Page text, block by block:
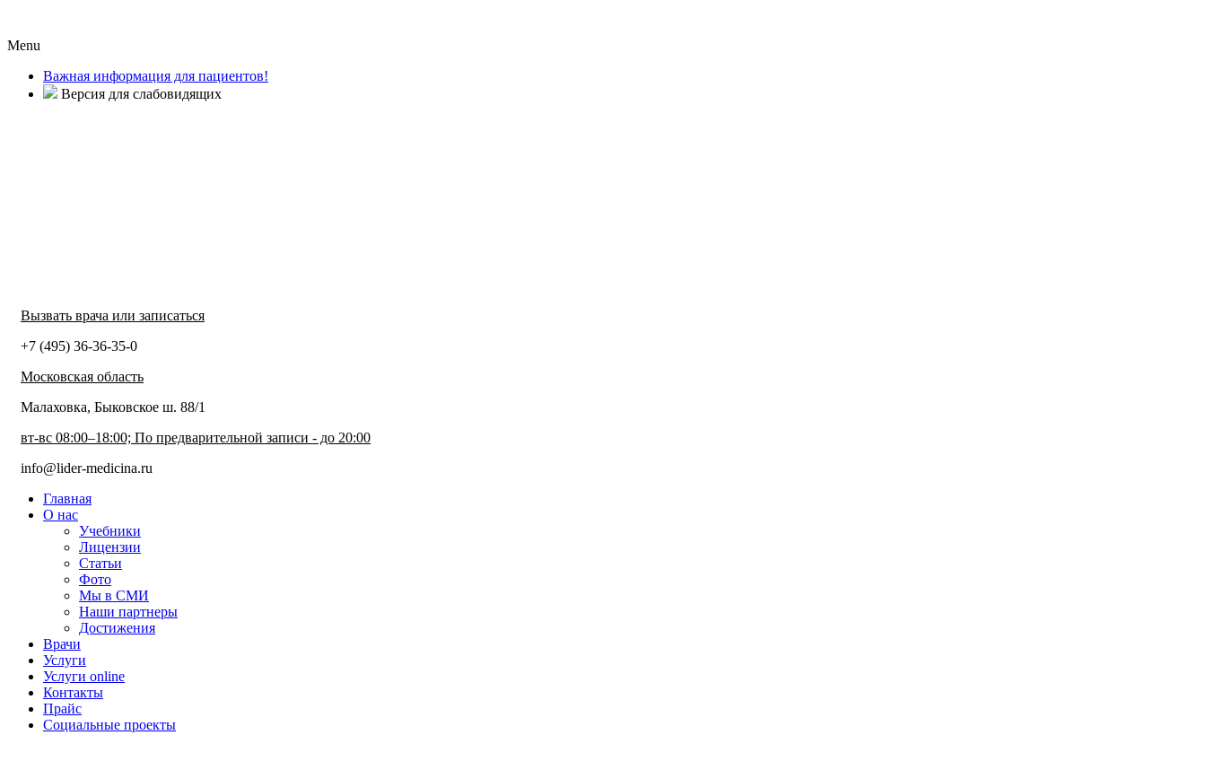
Menu
Важная информация для пациентов!
Версия для слабовидящих
Вызвать врача или записаться
+7 (495) 36-36-35-0
Московская область
Малаховка, Быковское ш. 88/1
вт-вс 08:00–18:00; По предварительной записи - до 20:00
info@lider-medicina.ru
Главная
О нас
Учебники
Лицензии
Статьи
Фото
Мы в СМИ
Наши партнеры
Достижения
Врачи
Услуги
Услуги online
Контакты
Прайс
Социальные проекты